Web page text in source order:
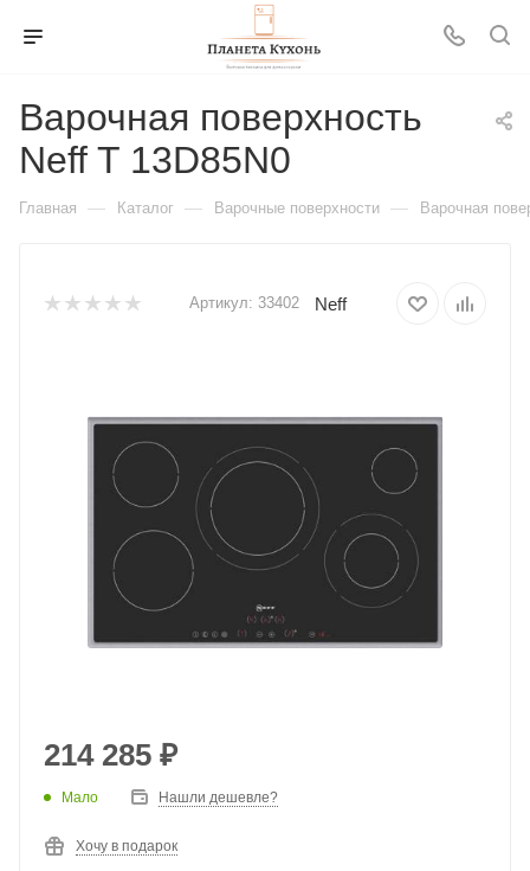
Варочная поверхность
Neff T 13D85N0
Главная — Каталог — Варочные поверхности — Варочная
Артикул: 33402 Neff
214 285 ₽
Мало Нашли дешевле?
Хочу в подарок